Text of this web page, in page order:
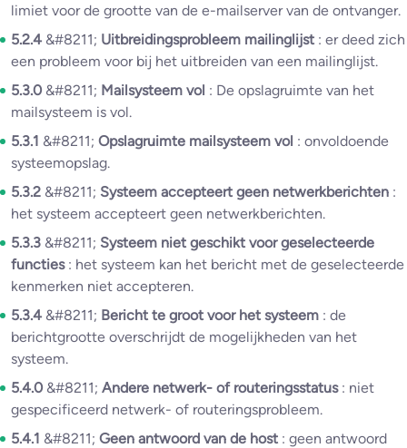
limiet voor de grootte van de e-mailserver van de ontvanger.
5.2.4 &#8211; Uitbreidingsprobleem mailinglijst : er deed zich
een probleem voor bij het uitbreiden van een mailinglijst.
5.3.0 &#8211; Mailsysteem vol : De opslagruimte van het
mailsysteem is vol.
5.3.1 &#8211; Opslagruimte mailsysteem vol : onvoldoende
systeemopslag.
5.3.2 &#8211; Systeem accepteert geen netwerkberichten :
het systeem accepteert geen netwerkberichten.
5.3.3 &#8211; Systeem niet geschikt voor geselecteerde
functies : het systeem kan het bericht met de geselecteerde
kenmerken niet accepteren.
5.3.4 &#8211; Bericht te groot voor het systeem : de
berichtgrootte overschrijdt de mogelijkheden van het
systeem.
5.4.0 &#8211; Andere netwerk- of routeringsstatus : niet
gespecificeerd netwerk- of routeringsprobleem.
5.4.1 &#8211; Geen antwoord van de host : geen antwoord